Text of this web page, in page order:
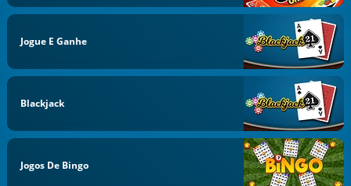
Jogue E Ganhe
Blackjack
Jogos De Bingo